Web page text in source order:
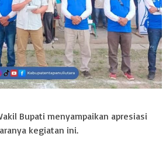
Bupati menyampaikan apresiasi
kegiatan ini.